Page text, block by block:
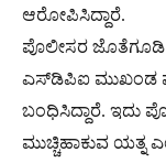
ಆರೋಪಿಸಿದ್ದಾರೆ.
ಪೊಲೀಸರ ಜೊತೆಗೂಡಿ
ಎಸ್‌ಡಿಪಿಐ ಮುಖಂಡ
ಬಂಧಿಸಿದ್ದಾರೆ. ಇದು
ಮುಚ್ಚಿಹಾಕುವ